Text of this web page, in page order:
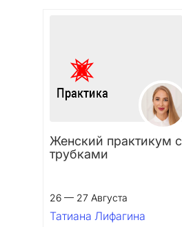
Женский практикум с
трубками
26 — 27 Августа
Татиана Лифагина